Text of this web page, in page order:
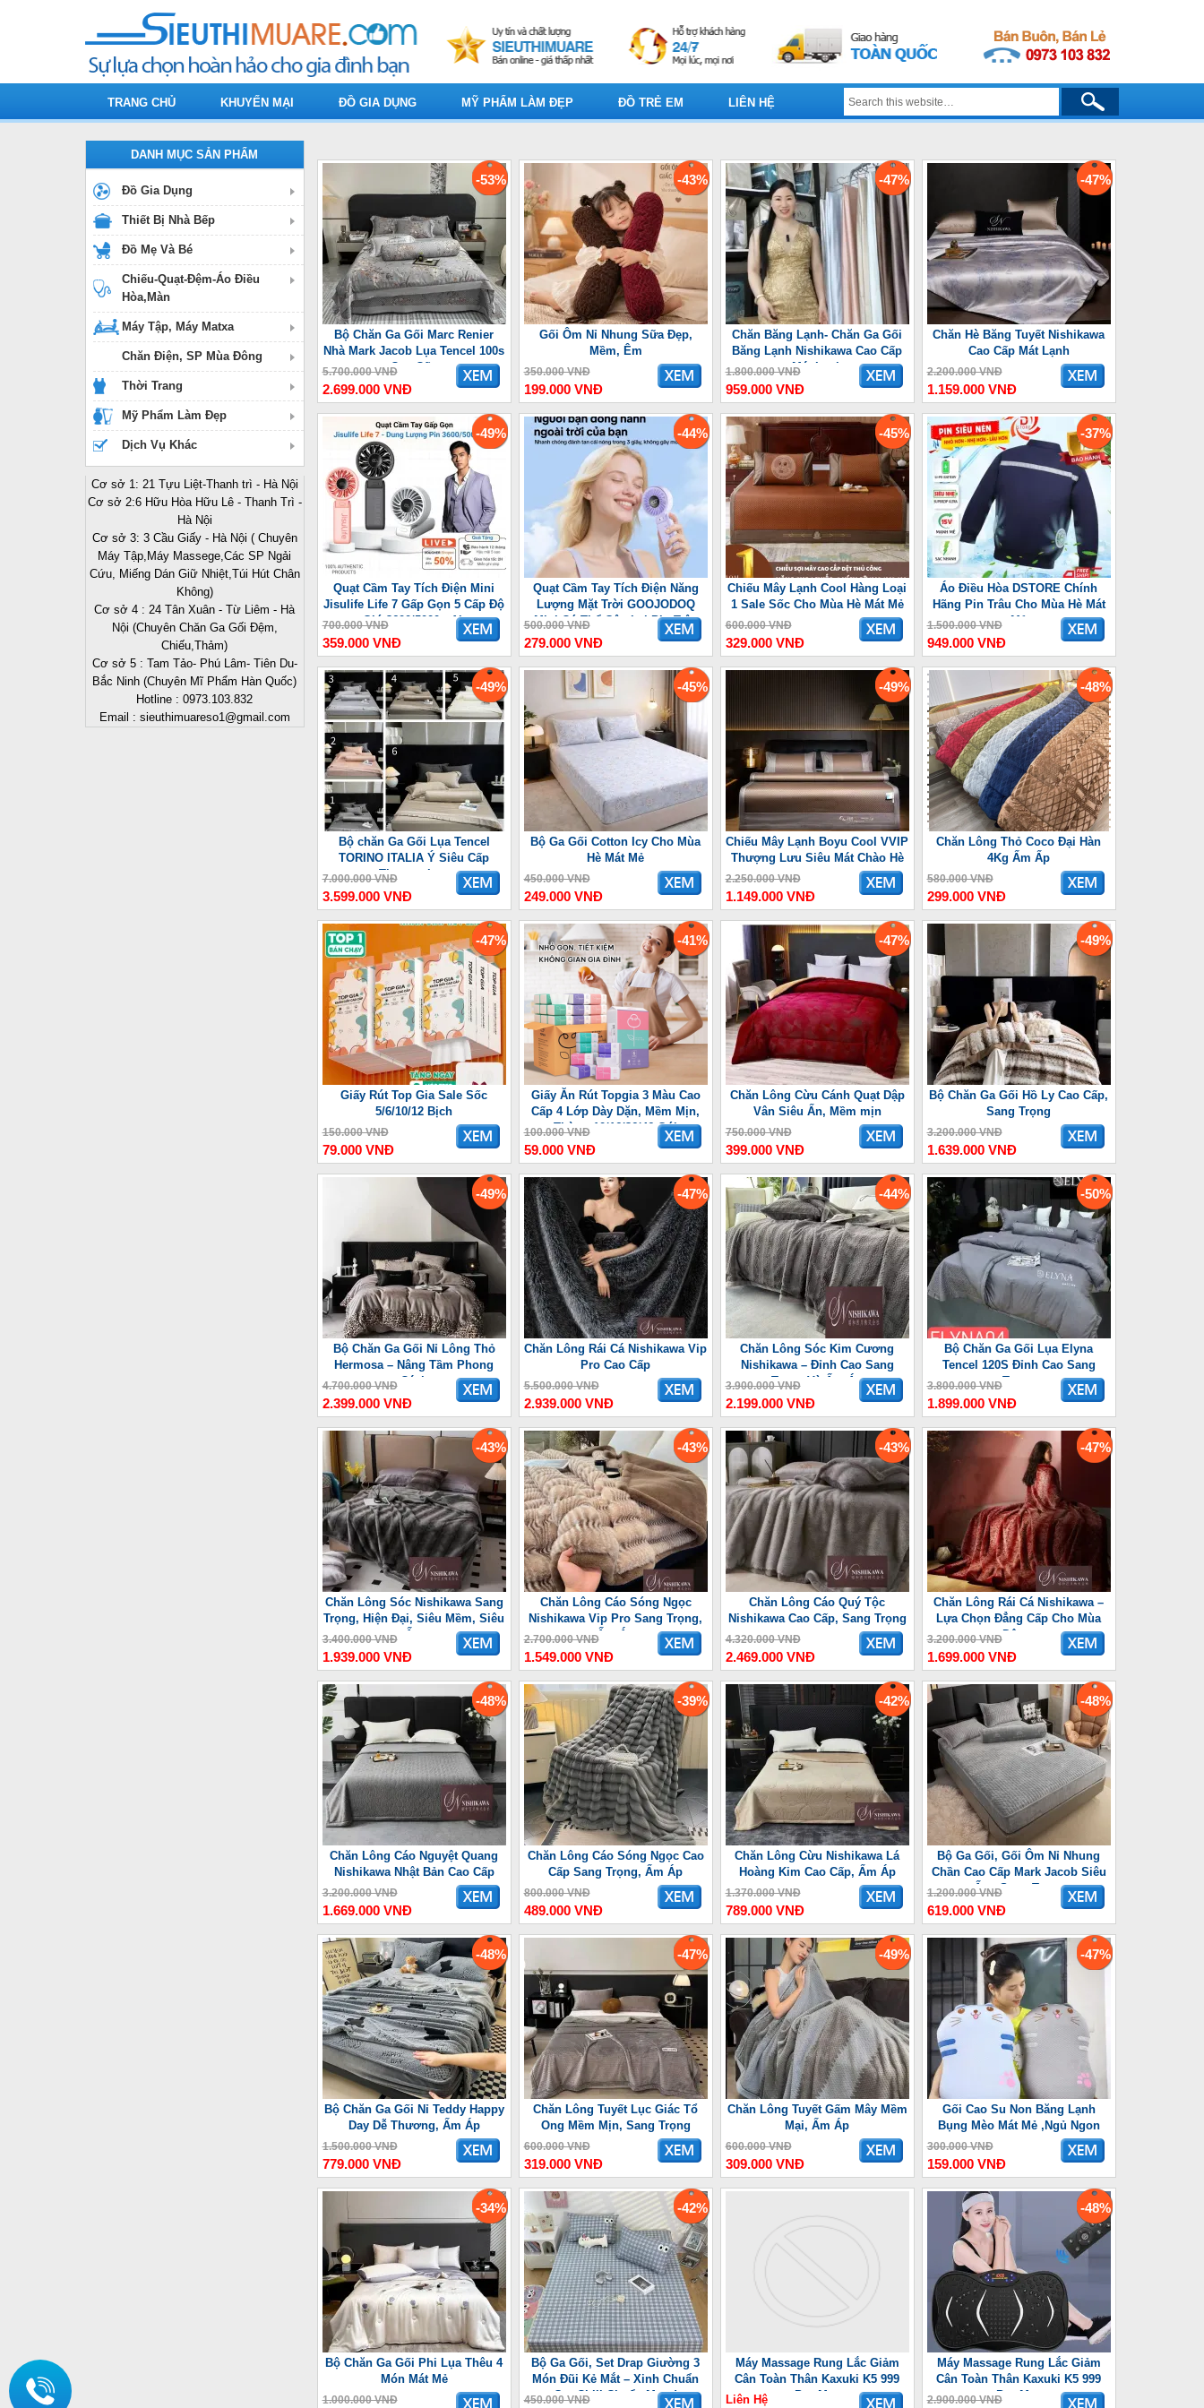
TRANG CHỦ KHUYẾN MẠI ĐỒ GIA DỤNG MỸ PHẨM LÀM ĐẸP ĐỒ TRẺ EM LIÊN HỆ
-53%
Bộ Chăn Ga Gối Marc Renier
Nhà Mark Jacob Lụa Tencel 100s
Cao Cấp
5.700.000 VNĐ
2.699.000 VNĐ
-43%
Gối Ôm Nỉ Nhung Sữa Đẹp,
Mềm, Êm
350.000 VNĐ
199.000 VNĐ
-47%
Chăn Băng Lạnh- Chăn Ga Gối
Băng Lạnh Nishikawa Cao Cấp
Mát Lạnh
1.800.000 VNĐ
959.000 VNĐ
-47%
Chăn Hè Băng Tuyết Nishikawa
Cao Cấp Mát Lạnh
2.200.000 VNĐ
1.159.000 VNĐ
-49%
Quạt Cầm Tay Tích Điện Mini
Jisulife Life 7 Gấp Gọn 5 Cấp Độ
Gió 3600/5000mAh
700.000 VNĐ
359.000 VNĐ
-44%
Quạt Cầm Tay Tích Điện Năng
Lượng Mặt Trời GOOJODOQ
Mini Có Thể Gập Lại Pin Trâu
3600 mAh
500.000 VNĐ
279.000 VNĐ
-45%
Chiếu Mây Lạnh Cool Hàng Loại
1 Sale Sốc Cho Mùa Hè Mát Mẻ
600.000 VNĐ
329.000 VNĐ
-37%
Áo Điều Hòa DSTORE Chính
Hãng Pin Trâu Cho Mùa Hè Mát
Mẻ
1.500.000 VNĐ
949.000 VNĐ
-49%
Bộ chăn Ga Gối Lụa Tencel
TORINO ITALIA Ý Siêu Cấp
Thượng Lưu
7.000.000 VNĐ
3.599.000 VNĐ
-45%
Bộ Ga Gối Cotton Icy Cho Mùa
Hè Mát Mẻ
450.000 VNĐ
249.000 VNĐ
-49%
Chiếu Mây Lạnh Boyu Cool VVIP
Thượng Lưu Siêu Mát Chào Hè
2.250.000 VNĐ
1.149.000 VNĐ
-48%
Chăn Lông Thỏ Coco Đại Hàn
4Kg Ấm Ấp
580.000 VNĐ
299.000 VNĐ
-47%
Giấy Rút Top Gia Sale Sốc
5/6/10/12 Bịch
150.000 VNĐ
79.000 VNĐ
-41%
Giấy Ăn Rút Topgia 3 Màu Cao
Cấp 4 Lớp Dày Dặn, Mềm Mịn,
Thùng 10/16/36/46 Gói
100.000 VNĐ
59.000 VNĐ
-47%
Chăn Lông Cừu Cánh Quạt Dập
Vân Siêu Ấn, Mềm mịn
750.000 VNĐ
399.000 VNĐ
-49%
Bộ Chăn Ga Gối Hồ Ly Cao Cấp,
Sang Trọng
3.200.000 VNĐ
1.639.000 VNĐ
-49%
Bộ Chăn Ga Gối Nỉ Lông Thỏ
Hermosa – Nâng Tầm Phong
Cách
4.700.000 VNĐ
2.399.000 VNĐ
-47%
Chăn Lông Rái Cá Nishikawa Vip
Pro Cao Cấp
5.500.000 VNĐ
2.939.000 VNĐ
-44%
Chăn Lông Sóc Kim Cương
Nishikawa – Đỉnh Cao Sang
Trọng Và Ấm Áp
3.900.000 VNĐ
2.199.000 VNĐ
-50%
Bộ Chăn Ga Gối Lụa Elyna
Tencel 120S Đỉnh Cao Sang
Trọng
3.800.000 VNĐ
1.899.000 VNĐ
-43%
Chăn Lông Sóc Nishikawa Sang
Trọng, Hiện Đại, Siêu Mềm, Siêu
Ấm
3.400.000 VNĐ
1.939.000 VNĐ
-43%
Chăn Lông Cáo Sóng Ngọc
Nishikawa Vip Pro Sang Trọng,
Ấm Áp
2.700.000 VNĐ
1.549.000 VNĐ
-43%
Chăn Lông Cáo Quý Tộc
Nishikawa Cao Cấp, Sang Trọng
4.320.000 VNĐ
2.469.000 VNĐ
-47%
Chăn Lông Rái Cá Nishikawa –
Lựa Chọn Đẳng Cấp Cho Mùa
Đông
3.200.000 VNĐ
1.699.000 VNĐ
-48%
Chăn Lông Cáo Nguyệt Quang
Nishikawa Nhật Bản Cao Cấp
3.200.000 VNĐ
1.669.000 VNĐ
-39%
Chăn Lông Cáo Sóng Ngọc Cao
Cấp Sang Trọng, Ấm Áp
800.000 VNĐ
489.000 VNĐ
-42%
Chăn Lông Cừu Nishikawa Lá
Hoàng Kim Cao Cấp, Ấm Áp
1.370.000 VNĐ
789.000 VNĐ
-48%
Bộ Ga Gối, Gối Ôm Nỉ Nhung
Chần Cao Cấp Mark Jacob Siêu
Ấm, Sang Trọng
1.200.000 VNĐ
619.000 VNĐ
-48%
Bộ Chăn Ga Gối Nỉ Teddy Happy
Day Dễ Thương, Ấm Áp
1.500.000 VNĐ
779.000 VNĐ
-47%
Chăn Lông Tuyết Lục Giác Tổ
Ong Mềm Mịn, Sang Trọng
600.000 VNĐ
319.000 VNĐ
-49%
Chăn Lông Tuyết Gấm Mây Mềm
Mại, Ấm Áp
600.000 VNĐ
309.000 VNĐ
-47%
Gối Cao Su Non Băng Lạnh
Bụng Mèo Mát Mẻ ,Ngủ Ngon
300.000 VNĐ
159.000 VNĐ
-34%
Bộ Chăn Ga Gối Phi Lụa Thêu 4
Món Mát Mẻ
1.000.000 VNĐ
-42%
Bộ Ga Gối, Set Drap Giường 3
Món Đũi Kẻ Mắt – Xinh Chuẩn
Gu, Chill Chuẩn Mood
450.000 VNĐ
Máy Massage Rung Lắc Giảm
Cân Toàn Thân Kaxuki K5 999
Pro Max
Liên Hệ
-48%
Máy Massage Rung Lắc Giảm
Cân Toàn Thân Kaxuki K5 999
Pro Max
2.900.000 VNĐ
DANH MỤC SẢN PHẨM
Đồ Gia Dụng
Thiết Bị Nhà Bếp
Đồ Mẹ Và Bé
Chiếu-Quạt-Đệm-Áo Điều
Hòa,Màn
Máy Tập, Máy Matxa
Chăn Điện, SP Mùa Đông
Thời Trang
Mỹ Phẩm Làm Đẹp
Dịch Vụ Khác
Cơ sở 1: 21 Tựu Liệt-Thanh trì - Hà Nội
Cơ sở 2:6 Hữu Hòa Hữu Lê - Thanh Trì -
Hà Nội
Cơ sở 3: 3 Cầu Giấy - Hà Nội ( Chuyên
Máy Tập,Máy Massege,Các SP Ngải
Cứu, Miếng Dán Giữ Nhiệt,Túi Hút Chân
Không)
Cơ sở 4 : 24 Tân Xuân - Từ Liêm - Hà
Nội (Chuyên Chăn Ga Gối Đệm,
Chiếu,Thảm)
Cơ sở 5 : Tam Tảo- Phú Lâm- Tiên Du-
Bắc Ninh (Chuyên Mĩ Phẩm Hàn Quốc)
Hotline : 0973.103.832
Email : sieuthimuareso1@gmail.com